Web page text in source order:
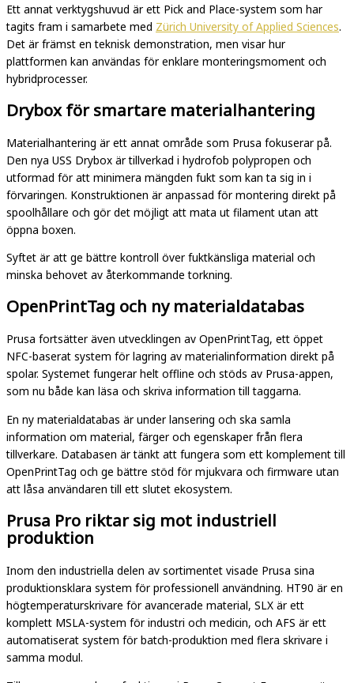
Ett annat verktygshuvud är ett Pick and Place-system som har
tagits fram i samarbete med Zürich University of Applied Sciences.
Det är främst en teknisk demonstration, men visar hur
plattformen kan användas för enklare monteringsmoment och
hybridprocesser.
Drybox för smartare materialhantering
Materialhantering är ett annat område som Prusa fokuserar på.
Den nya USS Drybox är tillverkad i hydrofob polypropen och
utformad för att minimera mängden fukt som kan ta sig in i
förvaringen. Konstruktionen är anpassad för montering direkt på
spoolhållare och gör det möjligt att mata ut filament utan att
öppna boxen.
Syftet är att ge bättre kontroll över fuktkänsliga material och
minska behovet av återkommande torkning.
OpenPrintTag och ny materialdatabas
Prusa fortsätter även utvecklingen av OpenPrintTag, ett öppet
NFC-baserat system för lagring av materialinformation direkt på
spolar. Systemet fungerar helt offline och stöds av Prusa-appen,
som nu både kan läsa och skriva information till taggarna.
En ny materialdatabas är under lansering och ska samla
information om material, färger och egenskaper från flera
tillverkare. Databasen är tänkt att fungera som ett komplement till
OpenPrintTag och ge bättre stöd för mjukvara och firmware utan
att låsa användaren till ett slutet ekosystem.
Prusa Pro riktar sig mot industriell
produktion
Inom den industriella delen av sortimentet visade Prusa sina
produktionsklara system för professionell användning. HT90 är en
högtemperaturskrivare för avancerade material, SLX är ett
komplett MSLA-system för industri och medicin, och AFS är ett
automatiserat system för batch-produktion med flera skrivare i
samma modul.